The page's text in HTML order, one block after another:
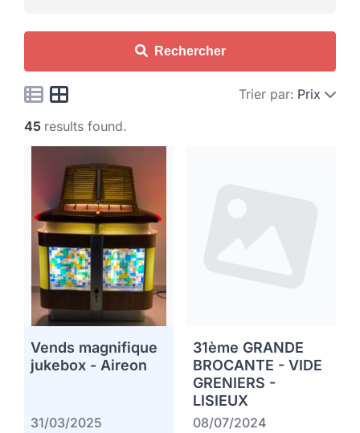
Rechercher
Trier par: Prix
45 results found.
Vends magnifique
jukebox - Aireon
31/03/2025
31ème GRANDE
BROCANTE - VIDE
GRENIERS -
LISIEUX
08/07/2024